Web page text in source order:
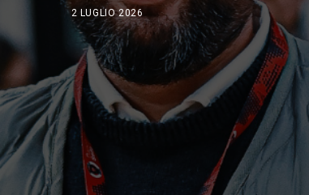
2 LUGLIO 2026